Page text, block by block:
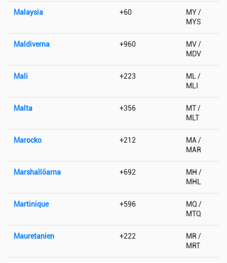
Malaysia +60
MY /
MYS
Maldiverna +960
MV /
MDV
Mali +223
ML /
MLI
Malta +356
MT /
MLT
Marocko +212
MA /
MAR
Marshallöarna +692
MH /
MHL
Martinique +596
MQ /
MTQ
Mauretanien +222
MR /
MRT